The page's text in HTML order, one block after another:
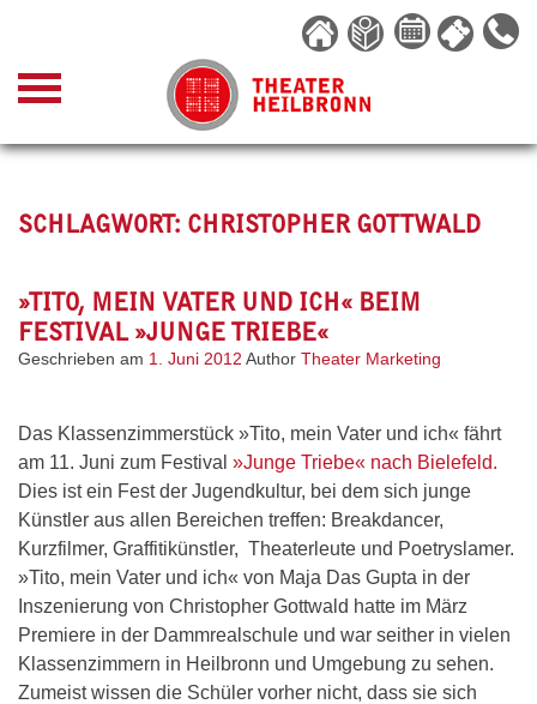
content
SCHLAGWORT: CHRISTOPHER GOTTWALD
»TITO, MEIN VATER UND ICH« BEIM
FESTIVAL »JUNGE TRIEBE«
Geschrieben am 1. Juni 2012 Author Theater Marketing
Das Klassenzimmerstück »Tito, mein Vater und ich« fährt
am 11. Juni zum Festival »Junge Triebe« nach Bielefeld.
Dies ist ein Fest der Jugendkultur, bei dem sich junge
Künstler aus allen Bereichen treffen: Breakdancer,
Kurzfilmer, Graffitikünstler, Theaterleute und Poetryslamer.
»Tito, mein Vater und ich« von Maja Das Gupta in der
Inszenierung von Christopher Gottwald hatte im März
Premiere in der Dammrealschule und war seither in vielen
Klassenzimmern in Heilbronn und Umgebung zu sehen.
Zumeist wissen die Schüler vorher nicht, dass sie sich